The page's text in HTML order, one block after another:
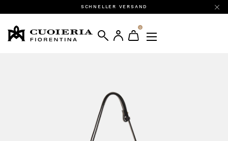
SCHNELLER VERSAND
0